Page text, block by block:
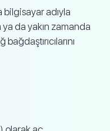
bilgisayar adıyla
ya da yakın zamanda